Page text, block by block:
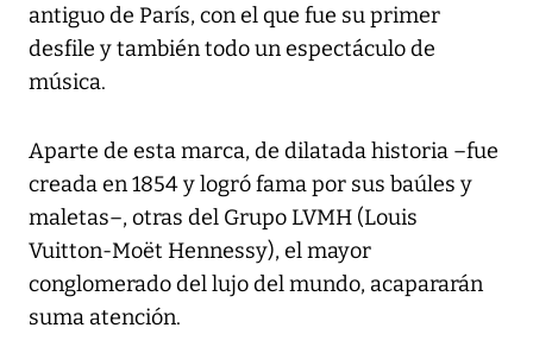
antiguo de París, con el que fue su primer
desfile y también todo un espectáculo de
música.
Aparte de esta marca, de dilatada historia –fue
creada en 1854 y logró fama por sus baúles y
maletas–, otras del Grupo LVMH (Louis
Vuitton-Moët Hennessy), el mayor
conglomerado del lujo del mundo, acapararán
suma atención.